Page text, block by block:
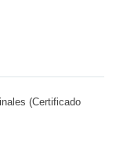
(Certificado